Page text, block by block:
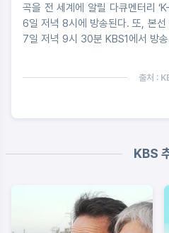
곡을 전 세계에 알릴 다큐멘터리
6일 저녁 8시에 방송된다. 또, 본선
7일 저녁 9시 30분 KBS1에서 방
출처 :
KBS